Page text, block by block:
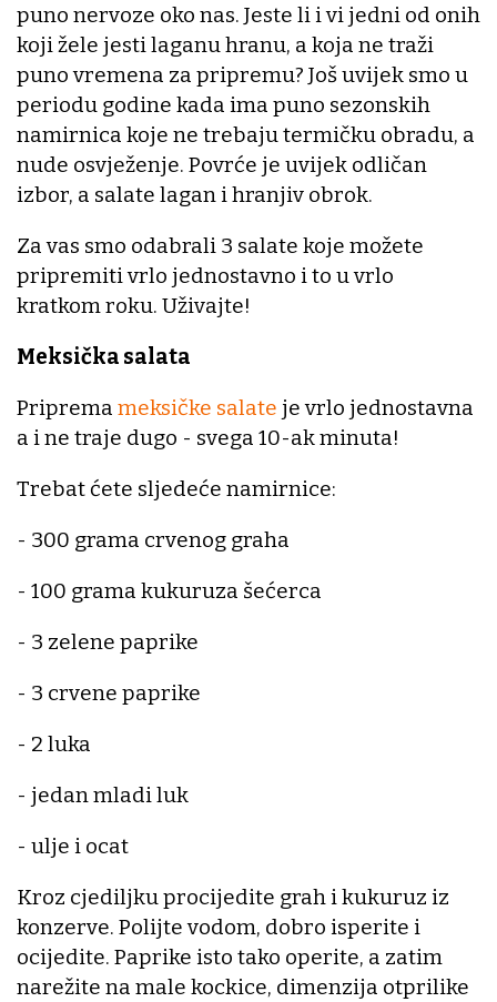
puno nervoze oko nas. Jeste li i vi jedni od onih
koji žele jesti laganu hranu, a koja ne traži
puno vremena za pripremu? Još uvijek smo u
periodu godine kada ima puno sezonskih
namirnica koje ne trebaju termičku obradu, a
nude osvježenje. Povrće je uvijek odličan
izbor, a salate lagan i hranjiv obrok.
Za vas smo odabrali 3 salate koje možete
pripremiti vrlo jednostavno i to u vrlo
kratkom roku. Uživajte!
Meksička salata
Priprema meksičke salate je vrlo jednostavna
a i ne traje dugo - svega 10-ak minuta!
Trebat ćete sljedeće namirnice:
- 300 grama crvenog graha
- 100 grama kukuruza šećerca
- 3 zelene paprike
- 3 crvene paprike
- 2 luka
- jedan mladi luk
- ulje i ocat
Kroz cjediljku procijedite grah i kukuruz iz
konzerve. Polijte vodom, dobro isperite i
ocijedite. Paprike isto tako operite, a zatim
narežite na male kockice, dimenzija otprilike